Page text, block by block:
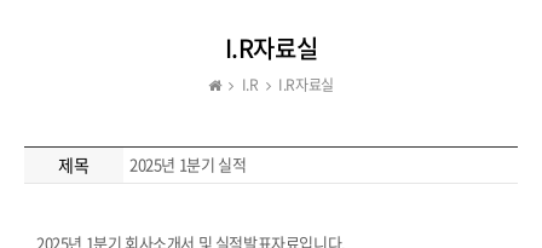
I.R자료실
I.R I.R자료실
제목 2025년 1분기 실적
2025년 1분기 회사소개서 및 실적발표자료입니다.